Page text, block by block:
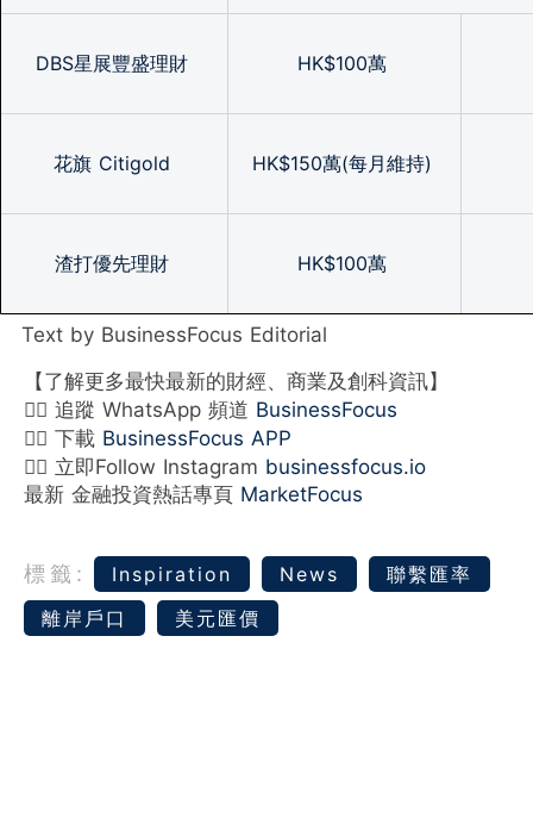
DBS星展豐盛理財 HK$100萬
花旗 Citigold HK$150萬(每月維持)
渣打優先理財 HK$100萬
Text by BusinessFocus Editorial
【了解更多最快最新的財經、商業及創科資訊】
👉🏻 追蹤 WhatsApp 頻道 BusinessFocus
👉🏻 下載 BusinessFocus APP
👉🏻 立即Follow Instagram businessfocus.io
最新 金融投資熱話專頁 MarketFocus
標籤: Inspiration News
聯繫匯率
離岸戶口
美元匯價